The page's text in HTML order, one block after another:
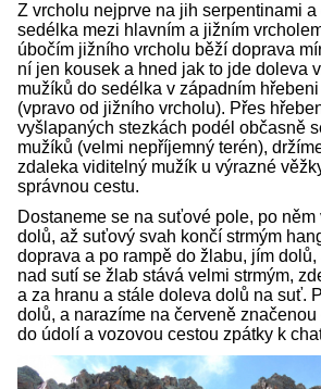
Z vrcholu nejprve na jih serpentinami
sedélka mezi hlavním a jižním
úbočím jižního vrcholu běží doprava
ní jen kousek a hned jak to jde doleva
mužíků do sedélka v západním
(vpravo od jižního vrcholu). Přes
vyšlapaných stezkách podél občasně
mužíků (velmi nepříjemný terén),
zdaleka viditelný mužík u výrazné
správnou cestu.
Dostaneme se na suťové pole, po něm
dolů, až suťový svah končí strmým
doprava a po rampě do žlabu, jím dolů,
nad sutí se žlab stává velmi strmým,
a za hranu a stále doleva dolů na suť.
dolů, a narazíme na červeně
do údolí a vozovou cestou zpátky k